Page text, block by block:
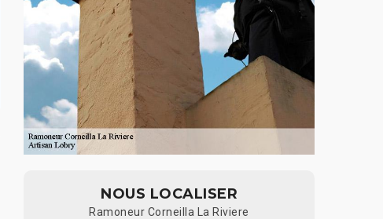
NOUS LOCALISER
Ramoneur Corneilla La Riviere